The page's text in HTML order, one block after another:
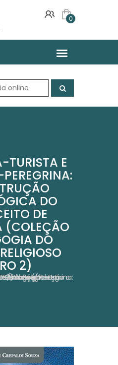
0
TURISTA E
DO
DE
(COLEÇÃO
DO
2)
Obras
Criança-Turista E Criança-Peregrina: Construção Pedagógica Do Conceito De Infância (Coleção Pedagogia Do Ensino Religioso Livro 2)